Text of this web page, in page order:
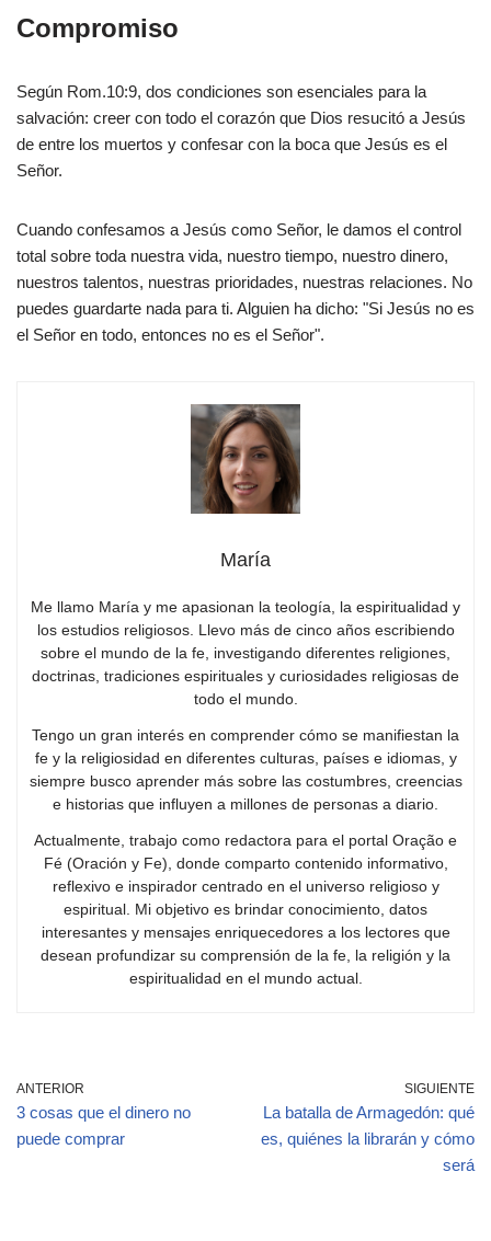
Compromiso
Según Rom.10:9, dos condiciones son esenciales para la
salvación: creer con todo el corazón que Dios resucitó a Jesús
de entre los muertos y confesar con la boca que Jesús es el
Señor.
Cuando confesamos a Jesús como Señor, le damos el control
total sobre toda nuestra vida, nuestro tiempo, nuestro dinero,
nuestros talentos, nuestras prioridades, nuestras relaciones. No
puedes guardarte nada para ti. Alguien ha dicho: "Si Jesús no es
el Señor en todo, entonces no es el Señor".
María
Me llamo María y me apasionan la teología, la espiritualidad y
los estudios religiosos. Llevo más de cinco años escribiendo
sobre el mundo de la fe, investigando diferentes religiones,
doctrinas, tradiciones espirituales y curiosidades religiosas de
todo el mundo.
Tengo un gran interés en comprender cómo se manifiestan la
fe y la religiosidad en diferentes culturas, países e idiomas, y
siempre busco aprender más sobre las costumbres, creencias
e historias que influyen a millones de personas a diario.
Actualmente, trabajo como redactora para el portal Oração e
Fé (Oración y Fe), donde comparto contenido informativo,
reflexivo e inspirador centrado en el universo religioso y
espiritual. Mi objetivo es brindar conocimiento, datos
interesantes y mensajes enriquecedores a los lectores que
desean profundizar su comprensión de la fe, la religión y la
espiritualidad en el mundo actual.
ANTERIOR
3 cosas que el dinero no
puede comprar
SIGUIENTE
La batalla de Armagedón: qué
es, quiénes la librarán y cómo
será